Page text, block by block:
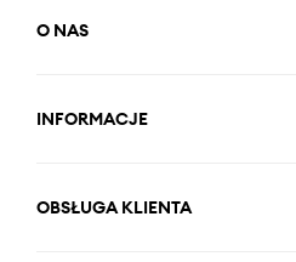
O NAS
INFORMACJE
OBSŁUGA KLIENTA